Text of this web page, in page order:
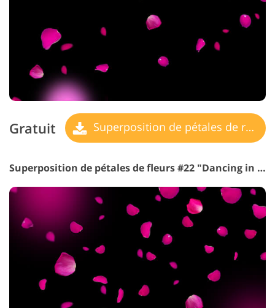
Gratuit Superposition de pétales de rose
Superposition de pétales de fleurs #22 "Dancing in the Dark"